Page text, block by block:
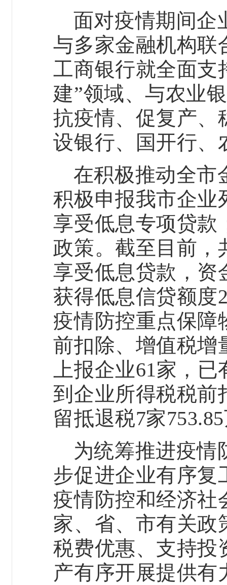
面对疫情期间企
与多家金融机构联
工商银行就全面支
建”领域、与农业
抗疫情、促复产、
设银行、国开行、
在积极推动全市
积极申报我市企业
享受低息专项贷款
政策。截至目前，
享受低息贷款，资
获得低息信贷额度
疫情防控重点保障
前扣除、增值税增
上报企业61家，已
到企业所得税税前
留抵退税7家753.85
为统筹推进疫情
步促进企业有序复
疫情防控和经济社
家、省、市有关政
税费优惠、支持投
产有序开展提供有